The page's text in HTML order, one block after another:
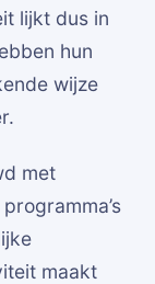
lijkt dus in
hun
wijze
met
maakt